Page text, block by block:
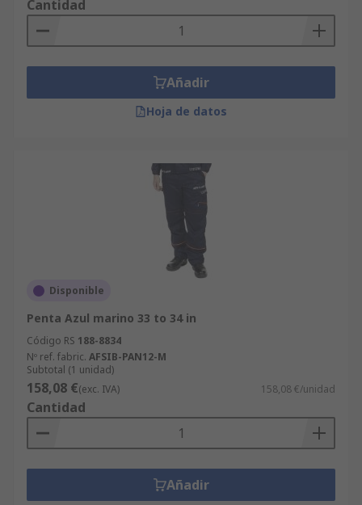
Cantidad
Añadir
Hoja de datos
Disponible
Penta Azul marino 33 to 34 in
Código RS 188-8834
Nº ref. fabric. AFSIB-PAN12-M
Subtotal (1 unidad)
158,08 €(exc. IVA) 158,08 €/unidad
Cantidad
Añadir